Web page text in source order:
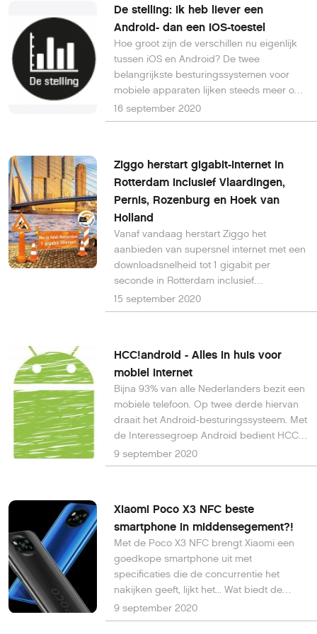
De stelling: Ik heb liever een
Android- dan een iOS-toestel
Hoe groot zijn de verschillen nu eigenlijk
tussen iOS en Android? De twee
belangrijkste besturingssystemen voor
mobiele apparaten lijken steeds meer op
elkaar. Toch hebben beide uitgesproken
voor- en tegenstanders.
16 september 2020
Ziggo herstart gigabit-internet in
Rotterdam inclusief Vlaardingen,
Pernis, Rozenburg en Hoek van
Holland
Vanaf vandaag herstart Ziggo het
aanbieden van supersnel internet met een
downloadsnelheid tot 1 gigabit per
seconde in Rotterdam inclusief
Vlaardingen, Pernis, Rozenburg en Hoek
van Holland; in totaal 370.000
15 september 2020
HCC!android - Alles in huis voor
mobiel internet
Bijna 93% van alle Nederlanders bezit een
mobiele telefoon. Op twee derde hiervan
draait het Android-besturingssysteem. Met
de Interessegroep Android bedient HCC,
naast de al bestaande Apple-
interessegroep, alle mobiele gebruikers.
9 september 2020
Xiaomi Poco X3 NFC beste
smartphone in middensegement?!
Met de Poco X3 NFC brengt Xiaomi een
goedkope smartphone uit met
specificaties die de concurrentie het
nakijken geeft, lijkt het... Wat biedt de
Xiaomi Poco X3 NFC met een adviesprijs
vanaf € 229,-?
9 september 2020